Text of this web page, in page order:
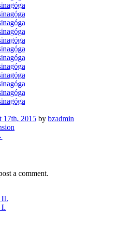
17th, 2015 by bzadmin
a comment.
II.
I.